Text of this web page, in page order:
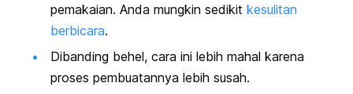
pemakaian. Anda mungkin sedikit kesulitan
berbicara.
Dibanding behel, cara ini lebih mahal karena
proses pembuatannya lebih susah.